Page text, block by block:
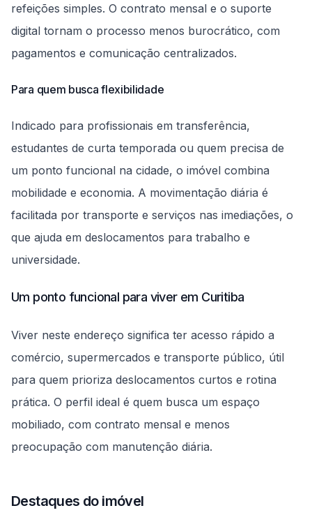
refeições simples. O contrato mensal e o suporte
digital tornam o processo menos burocrático, com
pagamentos e comunicação centralizados.
Para quem busca flexibilidade
Indicado para profissionais em transferência,
estudantes de curta temporada ou quem precisa de
um ponto funcional na cidade, o imóvel combina
mobilidade e economia. A movimentação diária é
facilitada por transporte e serviços nas imediações, o
que ajuda em deslocamentos para trabalho e
universidade.
Um ponto funcional para viver em Curitiba
Viver neste endereço significa ter acesso rápido a
comércio, supermercados e transporte público, útil
para quem prioriza deslocamentos curtos e rotina
prática. O perfil ideal é quem busca um espaço
mobiliado, com contrato mensal e menos
preocupação com manutenção diária.
Destaques do imóvel